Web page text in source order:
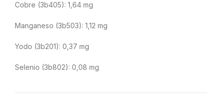
Cobre (3b405): 1,64 mg
Manganeso (3b503): 1,12 mg
Yodo (3b201): 0,37 mg
Selenio (3b802): 0,08 mg